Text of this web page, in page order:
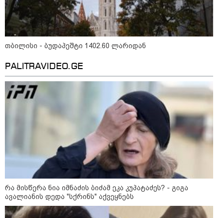
11:36 / 08-08-2026
წელიწადნახევარში საქართველოში 164
ადამიანი დაიკარგა - 57 პირს ამ დრომდე
ეძებენ
თბილისი - ბუდაპეშტი 1402.60 ლარიდან
PALITRAVIDEO.GE
რა მისწერა ნია იმნაძის ბიძამ ეკა კუპატაძეს? - გიგა
ავალიანის დედა "სქრინს" აქვეყნებს